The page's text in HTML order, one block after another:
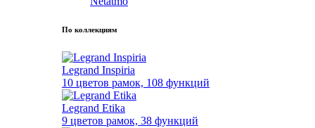
По коллекциям
Legrand Inspiria
10 цветов рамок, 108 функций
Legrand Etika
9 цветов рамок, 38 функций